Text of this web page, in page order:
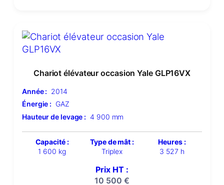
Chariot élévateur occasion Yale GLP16VX
Année : 2014
Énergie : GAZ
Hauteur de levage : 4 900 mm
Capacité :
1 600 kg
Type de mât :
Triplex
Heures :
3 527 h
Prix HT :
10 500 €